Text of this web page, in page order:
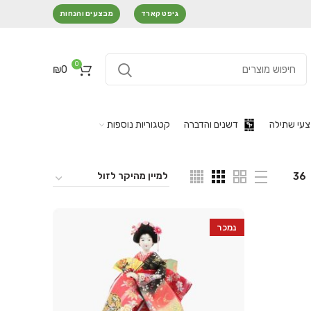
גיפט קארד מבצעים והנחות
0
₪0
שתילה דשנים והדברה קטגוריות נוספות
36
נמכר